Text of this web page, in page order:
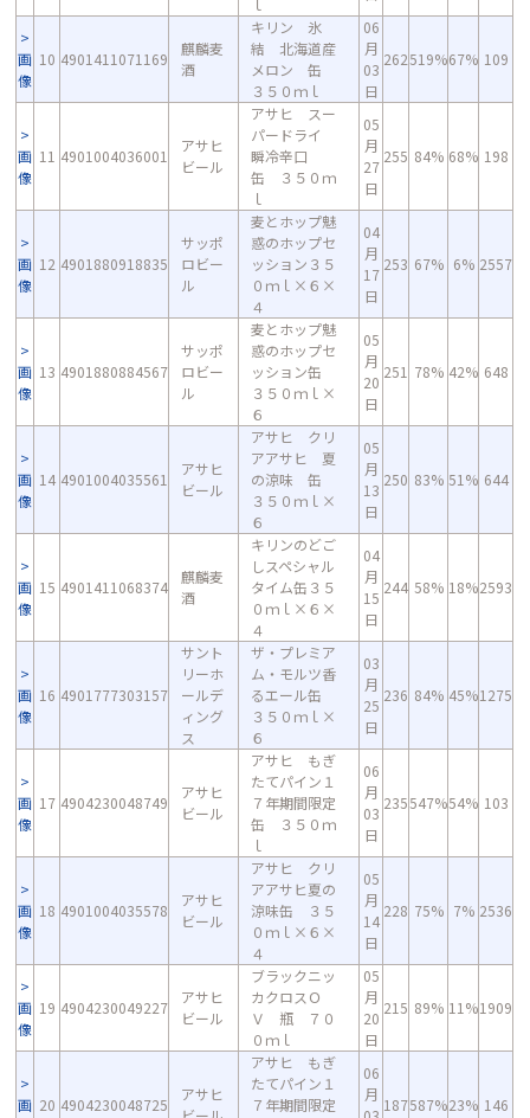
ｌ
画
像
10 4901411071169
麒麟麦
酒
キリン 氷
結 北海道産
メロン 缶
３５０ｍｌ
06
月
03
日
262519%67% 109
画
像
11 4901004036001
アサヒ
ビール
アサヒ スー
パードライ
瞬冷辛口
缶 ３５０ｍ
ｌ
05
月
27
日
255 84% 68% 198
画
像
12 4901880918835
サッポ
ロビー
ル
麦とホップ魅
惑のホップセ
ッション３５
０ｍｌ×６×
４
04
月
17
日
253 67% 6% 2557
画
像
13 4901880884567
サッポ
ロビー
ル
麦とホップ魅
惑のホップセ
ッション缶
３５０ｍｌ×
６
05
月
20
日
251 78% 42% 648
画
像
14 4901004035561
アサヒ
ビール
アサヒ クリ
アアサヒ 夏
の涼味 缶
３５０ｍｌ×
６
05
月
13
日
250 83% 51% 644
画
像
15 4901411068374
麒麟麦
酒
キリンのどご
しスペシャル
タイム缶３５
０ｍｌ×６×
４
04
月
15
日
244 58% 18%2593
画
像
16 4901777303157
サント
リーホ
ールデ
ィング
ス
ザ・プレミア
ム・モルツ香
るエール缶
３５０ｍｌ×
６
03
月
25
日
236 84% 45%1275
画
像
17 4904230048749
アサヒ
ビール
アサヒ もぎ
たてパイン１
７年期間限定
缶 ３５０ｍ
ｌ
06
月
03
日
235547%54% 103
画
像
18 4901004035578
アサヒ
ビール
アサヒ クリ
アアサヒ夏の
涼味缶 ３５
０ｍｌ×６×
４
05
月
14
日
228 75% 7% 2536
画
像
19 4904230049227
アサヒ
ビール
ブラックニッ
カクロスＯ
Ｖ 瓶 ７０
０ｍｌ
05
月
20
日
215 89% 11%1909
画 20 4904230048725
アサヒ
アサヒ もぎ
たてパイン１
７年期間限定
06
月
187587%23% 146